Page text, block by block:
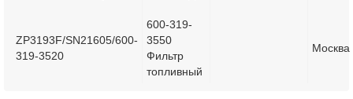
ZP3193F/SN21605/600-
319-3520
600-319-
3550
Фильтр
топливный
Москва